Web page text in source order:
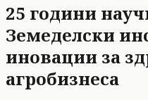
25 години
Земеделски
иновации за
агробизнеса